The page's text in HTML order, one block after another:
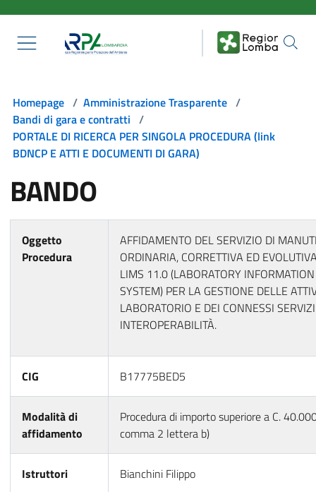
Homepage / Amministrazione Trasparente /
Bandi di gara e contratti /
PORTALE DI RICERCA PER SINGOLA PROCEDURA (link
BDNCP E ATTI E DOCUMENTI DI GARA)
BANDO
Oggetto
Procedura
AFFIDAMENTO DEL SERVIZIO DI
ORDINARIA, CORRETTIVA ED
LIMS 11.0 (LABORATORY
SYSTEM) PER LA GESTIONE DELLE
LABORATORIO E DEI CONNESSI
INTEROPERABILITÀ.
CIG B17775BED5
Modalità di
affidamento
Procedura di importo superiore a C.
comma 2 lettera b)
Istruttori Bianchini Filippo